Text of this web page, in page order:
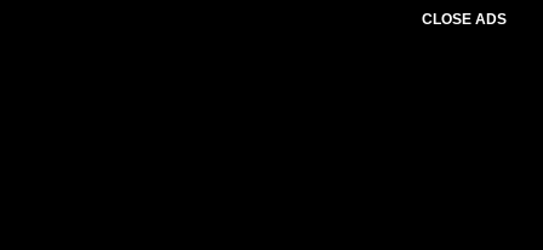
CLOSE ADS